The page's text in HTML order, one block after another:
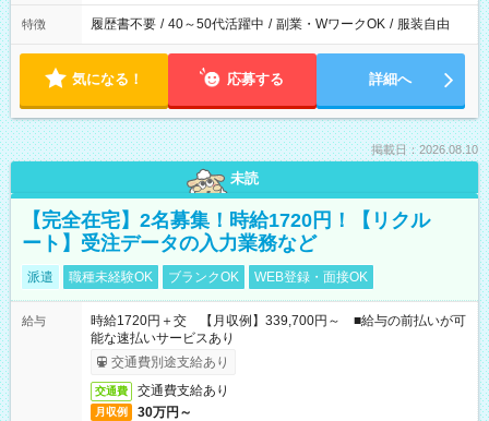
特徴 履歴書不要 / 40～50代活躍中 / 副業・WワークOK / 服装自由
気になる！ 応募する 詳細へ
掲載日：2026.08.10
未読
【完全在宅】2名募集！時給1720円！【リクル
ート】受注データの入力業務など
派遣 職種未経験OK ブランクOK WEB登録・面接OK
給与
時給1720円＋交 【月収例】339,700円～ ■給与の前払いが可
能な速払いサービスあり
交通費別途支給あり
交通費 交通費支給あり
月収例 30万円～